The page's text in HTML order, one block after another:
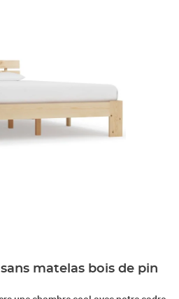
matelas bois de pin